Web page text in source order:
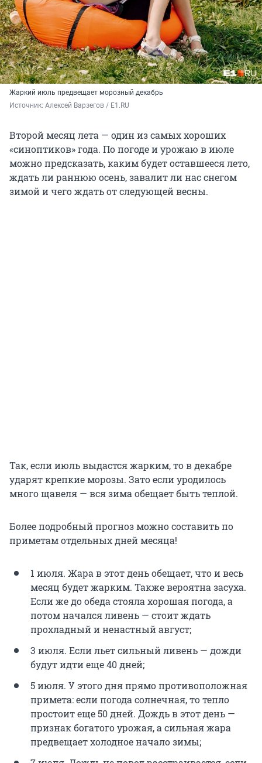
Жаркий июль предвещает морозный декабрь
Источник: Алексей Варзегов / E1.RU
Второй месяц лета — один из самых хороших
«синоптиков» года. По погоде и урожаю в июле
можно предсказать, каким будет оставшееся лето,
ждать ли раннюю осень, завалит ли нас снегом
зимой и чего ждать от следующей весны.
Так, если июль выдастся жарким, то в декабре
ударят крепкие морозы. Зато если уродилось
много щавеля — вся зима обещает быть теплой.
Более подробный прогноз можно составить по
приметам отдельных дней месяца!
1 июля. Жара в этот день обещает, что и весь
месяц будет жарким. Также вероятна засуха.
Если же до обеда стояла хорошая погода, а
потом начался ливень — стоит ждать
прохладный и ненастный август;
3 июля. Если льет сильный ливень — дожди
будут идти еще 40 дней;
5 июля. У этого дня прямо противоположная
примета: если погода солнечная, то тепло
простоит еще 50 дней. Дождь в этот день —
признак богатого урожая, а сильная жара
предвещает холодное начало зимы;